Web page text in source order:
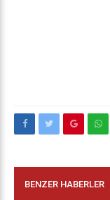
BENZER HABERLER